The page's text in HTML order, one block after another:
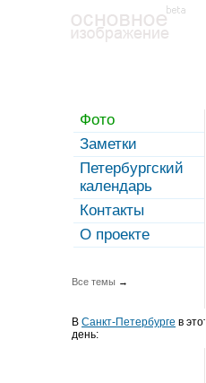
Фото
Заметки
Петербургский
календарь
Контакты
О проекте
Все темы →
В Санкт-Петербурге в этот
день: